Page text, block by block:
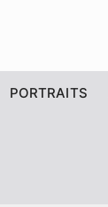
PORTRAITS